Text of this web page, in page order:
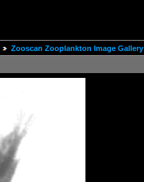
Zooscan Zooplankton Image Gallery